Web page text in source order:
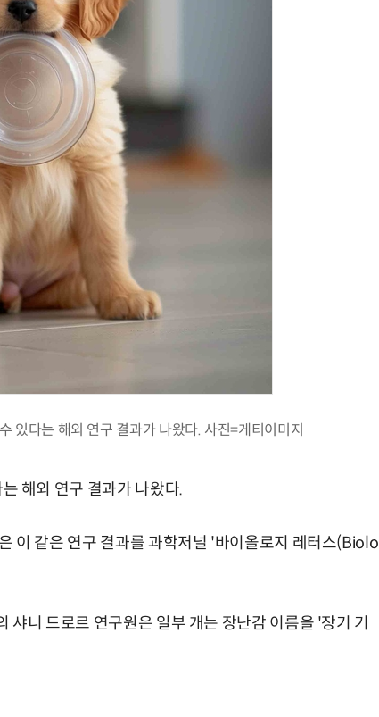
있다는 해외 연구 결과가 나왔다. 사진=게티이미지
해외 연구 결과가 나왔다.
이 같은 연구 결과를 과학저널 '바이올로지 레터스(Biolo
니 드로르 연구원은 일부 개는 장난감 이름을 '장기 기